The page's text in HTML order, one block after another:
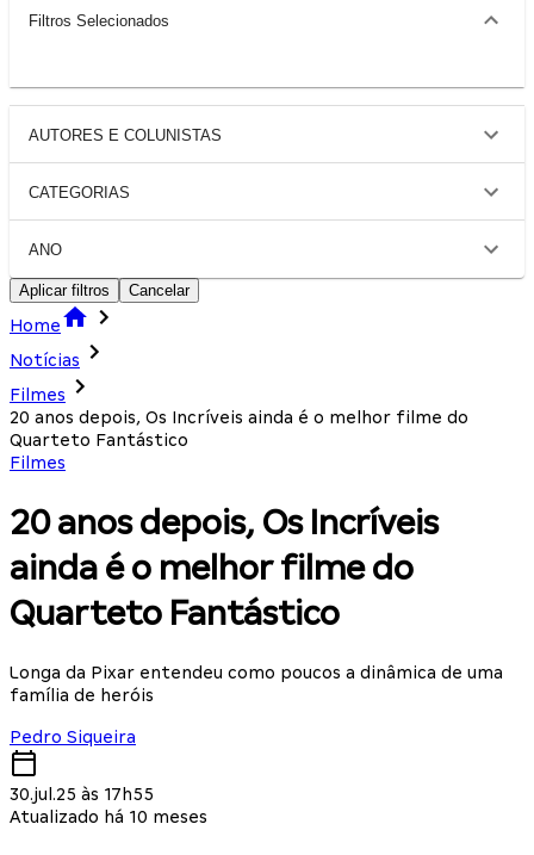
Filtros Selecionados
AUTORES E COLUNISTAS
CATEGORIAS
ANO
Aplicar filtros Cancelar
Home
Notícias
Filmes
20 anos depois, Os Incríveis ainda é o melhor filme do
Quarteto Fantástico
Filmes
20 anos depois, Os Incríveis
ainda é o melhor filme do
Quarteto Fantástico
Longa da Pixar entendeu como poucos a dinâmica de uma
família de heróis
Pedro Siqueira
30.jul.25 às 17h55
Atualizado há 10 meses